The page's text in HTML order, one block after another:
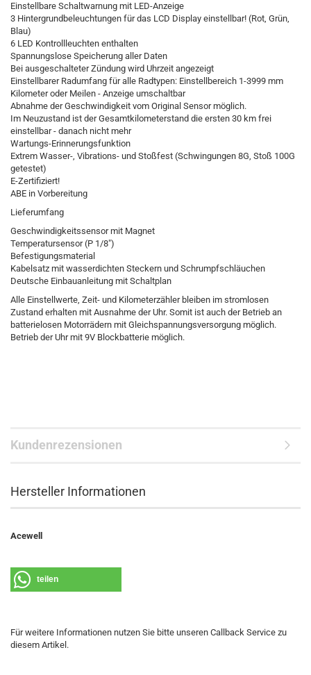
Einstellbare Schaltwarnung mit LED-Anzeige
3 Hintergrundbeleuchtungen für das LCD Display einstellbar! (Rot, Grün,
Blau)
6 LED Kontrollleuchten enthalten
Spannungslose Speicherung aller Daten
Bei ausgeschalteter Zündung wird Uhrzeit angezeigt
Einstellbarer Radumfang für alle Radtypen: Einstellbereich 1-3999 mm
Kilometer oder Meilen - Anzeige umschaltbar
Abnahme der Geschwindigkeit vom Original Sensor möglich.
Im Neuzustand ist der Gesamtkilometerstand die ersten 30 km frei
einstellbar - danach nicht mehr
Wartungs-Erinnerungsfunktion
Extrem Wasser-, Vibrations- und Stoßfest (Schwingungen 8G, Stoß 100G
getestet)
E-Zertifiziert!
ABE in Vorbereitung
Lieferumfang
Geschwindigkeitssensor mit Magnet
Temperatursensor (P 1/8")
Befestigungsmaterial
Kabelsatz mit wasserdichten Steckern und Schrumpfschläuchen
Deutsche Einbauanleitung mit Schaltplan
Alle Einstellwerte, Zeit- und Kilometerzähler bleiben im stromlosen
Zustand erhalten mit Ausnahme der Uhr. Somit ist auch der Betrieb an
batterielosen Motorrädern mit Gleichspannungsversorgung möglich.
Betrieb der Uhr mit 9V Blockbatterie möglich.
Kundenrezensionen
Hersteller Informationen
Acewell
teilen
Für weitere Informationen nutzen Sie bitte unseren Callback Service zu
diesem Artikel.